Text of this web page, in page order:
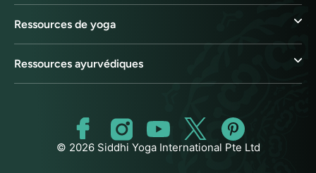
Ressources de yoga
Ressources ayurvédiques
© 2026 Siddhi Yoga International Pte Ltd